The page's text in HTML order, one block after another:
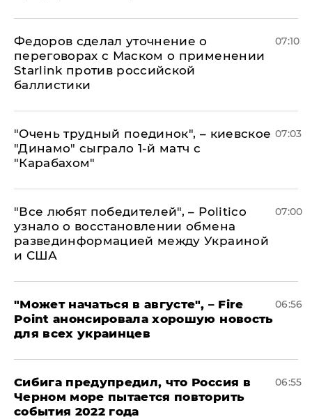
Федоров сделал уточнение о
переговорах с Маском о применении
Starlink против российской
баллистики
07:10
"Очень трудный поединок", – киевское
"Динамо" сыграло 1-й матч с
"Карабахом"
07:03
​"Все любят победителей", – Politico
узнало о восстановлении обмена
развединформацией между Украиной
и США
07:00
"Может начаться в августе", – Fire
Point анонсировала хорошую новость
для всех украинцев
06:56
Сибига предупредил, что Россия в
Черном море пытается повторить
события 2022 года
06:55